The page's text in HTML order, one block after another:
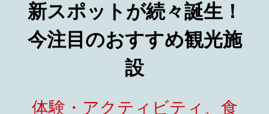
新スポットが続々誕生！
今注目のおすすめ観光施
設
体験・アクティビティ、食